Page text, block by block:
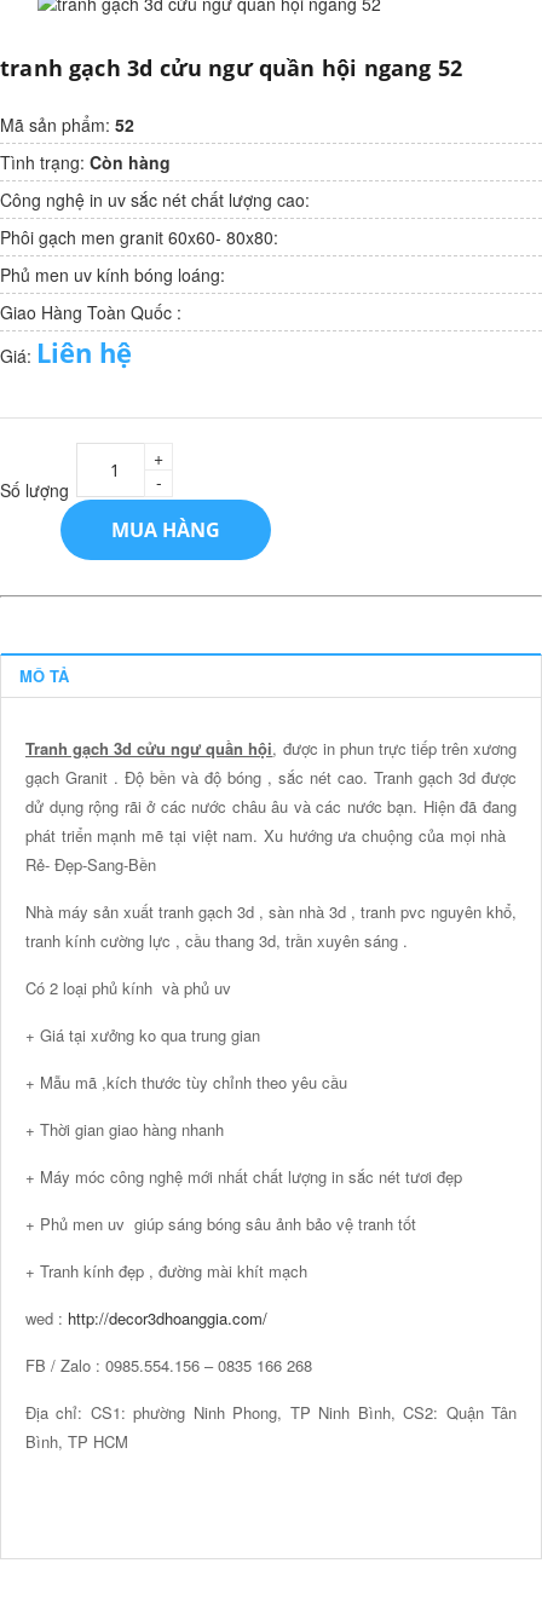
tranh gạch 3d cửu ngư quần hội ngang 52
Mã sản phẩm: 52
Tình trạng: Còn hàng
Công nghệ in uv sắc nét chất lượng cao:
Phôi gạch men granit 60x60- 80x80:
Phủ men uv kính bóng loáng:
Giao Hàng Toàn Quốc :
Giá: Liên hệ
Số lượng -
+
MUA HÀNG
MÔ TẢ
Tranh gạch 3d cửu ngư quần hội, được in phun trực tiếp trên xương
gạch Granit . Độ bền và độ bóng , sắc nét cao. Tranh gạch 3d được
dử dụng rộng rãi ở các nước châu âu và các nước bạn. Hiện đã đang
phát triển mạnh mẽ tại việt nam. Xu hướng ưa chuộng của mọi nhà
Rẻ- Đẹp-Sang-Bền
Nhà máy sản xuất tranh gạch 3d , sàn nhà 3d , tranh pvc nguyên khổ,
tranh kính cường lực , cầu thang 3d, trần xuyên sáng .
Có 2 loại phủ kính và phủ uv
+ Giá tại xưởng ko qua trung gian
+ Mẫu mã ,kích thước tùy chỉnh theo yêu cầu
+ Thời gian giao hàng nhanh
+ Máy móc công nghệ mới nhất chất lượng in sắc nét tươi đẹp
+ Phủ men uv giúp sáng bóng sâu ảnh bảo vệ tranh tốt
+ Tranh kính đẹp , đường mài khít mạch
wed : http://decor3dhoanggia.com/
FB / Zalo : 0985.554.156 – 0835 166 268
Địa chỉ: CS1: phường Ninh Phong, TP Ninh Bình, CS2: Quận Tân
Bình, TP HCM